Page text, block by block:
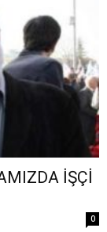
İŞÇİ
0